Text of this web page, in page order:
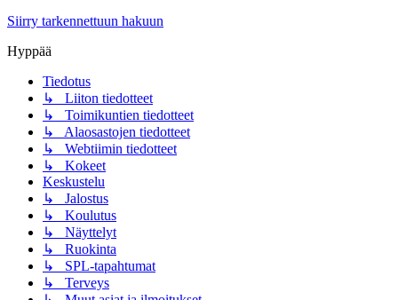
Siirry tarkennettuun hakuun
Hyppää
Tiedotus
↳ Liiton tiedotteet
↳ Toimikuntien tiedotteet
↳ Alaosastojen tiedotteet
↳ Webtiimin tiedotteet
↳ Kokeet
Keskustelu
↳ Jalostus
↳ Koulutus
↳ Näyttelyt
↳ Ruokinta
↳ SPL-tapahtumat
↳ Terveys